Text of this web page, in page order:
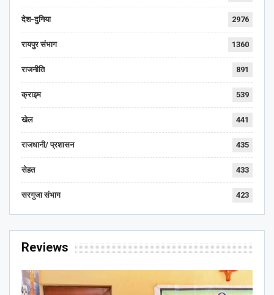
देश-दुनिया 2976
रायपुर संभाग 1360
राजनीति 891
क्राइम 539
खेल 441
राजधानी/ प्रशासन 435
सेहत 433
सरगुजा संभाग 423
Reviews